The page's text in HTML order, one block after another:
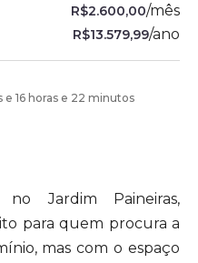
R$2.600,00/mês
R$13.579,99/ano
e 16 horas e 22 minutos
Jardim Paineiras,
para quem procura a
mas com o espaço